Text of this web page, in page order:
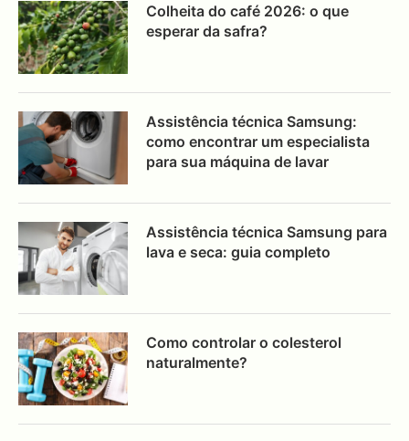
Colheita do café 2026: o que
esperar da safra?
Assistência técnica Samsung:
como encontrar um especialista
para sua máquina de lavar
Assistência técnica Samsung para
lava e seca: guia completo
Como controlar o colesterol
naturalmente?